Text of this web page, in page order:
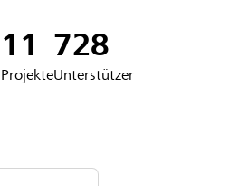
11
Projekte
728
Unterstützer